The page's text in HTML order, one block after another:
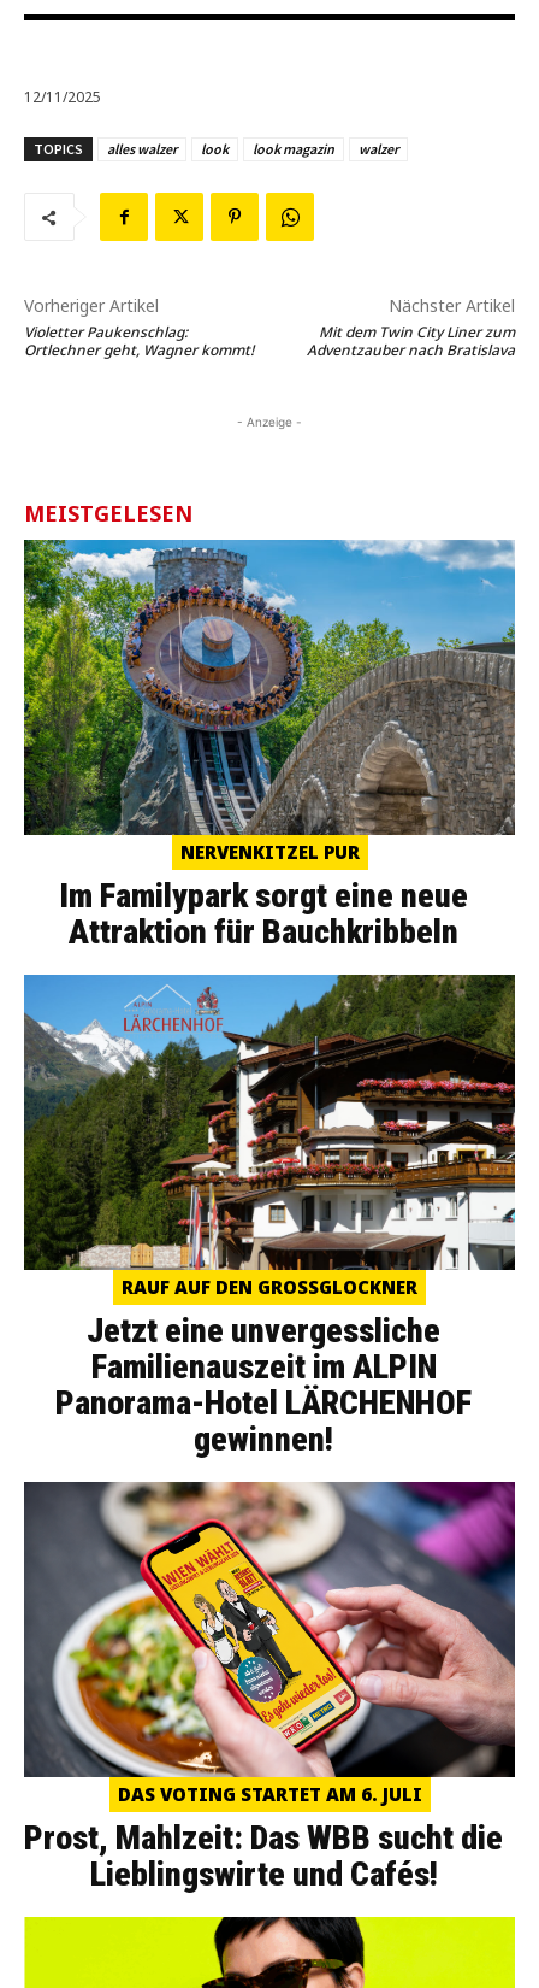
12/11/2025
TOPICS alles walzer look look magazin walzer
Vorheriger Artikel
Violetter Paukenschlag:
Ortlechner geht, Wagner kommt!
Nächster Artikel
Mit dem Twin City Liner zum
Adventzauber nach Bratislava
- Anzeige -
MEISTGELESEN
NERVENKITZEL PUR
Im Familypark sorgt eine neue
Attraktion für Bauchkribbeln
RAUF AUF DEN GROSSGLOCKNER
Jetzt eine unvergessliche
Familienauszeit im ALPIN
Panorama-Hotel LÄRCHENHOF
gewinnen!
DAS VOTING STARTET AM 6. JULI
Prost, Mahlzeit: Das WBB sucht die
Lieblingswirte und Cafés!